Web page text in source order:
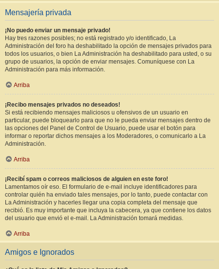
Mensajería privada
¡No puedo enviar un mensaje privado!
Hay tres razones posibles; no está registrado y/o identificado, La
Administración del foro ha deshabilitado la opción de mensajes privados para
todos los usuarios, o bien La Administración ha deshabilitado para usted, o su
grupo de usuarios, la opción de enviar mensajes. Comuníquese con La
Administración para más información.
Arriba
¡Recibo mensajes privados no deseados!
Si está recibiendo mensajes maliciosos u ofensivos de un usuario en
particular, puede bloquearlo para que no le pueda enviar mensajes dentro de
las opciones del Panel de Control de Usuario, puede usar el botón para
informar o reportar dichos mensajes a los Moderadores, o comunicarlo a La
Administración.
Arriba
¡Recibí spam o correos maliciosos de alguien en este foro!
Lamentamos oír eso. El formulario de e-mail incluye identificadores para
controlar quién ha enviado tales mensajes, por lo tanto, puede contactar con
La Administración y hacerles llegar una copia completa del mensaje que
recibió. Es muy importante que incluya la cabecera, ya que contiene los datos
del usuario que envió el e-mail. La Administración tomará medidas.
Arriba
Amigos e Ignorados